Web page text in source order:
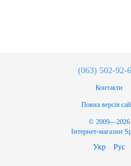
(063) 502-92-
Контакти
Повна версія
© 2009—2026
Інтернет-магазин
Укр Рус